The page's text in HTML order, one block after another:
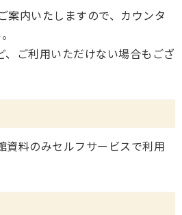
案内いたしますので、カウンタ
、ご利用いただけない場合もござ
資料のみセルフサービスで利用